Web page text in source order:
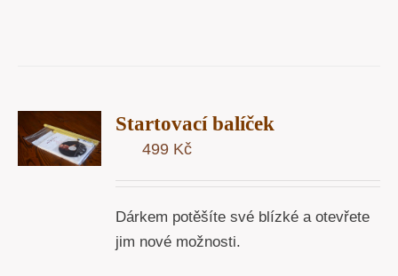
Startovací balíček
499 Kč
Dárkem potěšíte své blízké a otevřete
jim nové možnosti.